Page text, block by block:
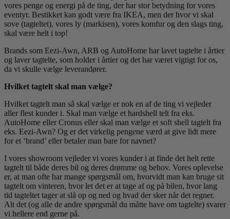
vores penge og energi på de ting, der har stor betydning for vores
eventyr. Bestikket kan godt være fra IKEA, men der hvor vi skal
sove (tagteltet), vores ly (markisen), vores komfur og den slags ting,
skal være helt i top!
Brands som Eezi-Awn, ARB og AutoHome har lavet tagtelte i årtier
og laver tagtelte, som holder i årtier og det har været vigtigt for os,
da vi skulle vælge leverandører.
Hvilket tagtelt skal man vælge?
Hvilket tagtelt man så skal vælge er nok en af de ting vi vejleder
aller flest kunder i. Skal man vælge et hardshell telt fra eks.
AutoHome eller Cronus eller skal man vælge et soft shell tagtelt fra
eks. Eezi-Awn? Og er det virkelig pengene værd at give lidt mere
for et ‘brand’ eller betaler man bare for navnet?
I vores showroom vejleder vi vores kunder i at finde det helt rette
tagtelt til både deres bil og deres drømme og behov. Vores oplevelse
er, at man ofte har mange spørgsmål om, hvorvidt man kan bruge sit
tagtelt om vinteren, hvor let det er at tage af og på bilen, hvor lang
tid tagteltet tager at slå op og ned og hvad der sker når det regner.
Alt det (og alle de andre spørgsmål du måtte have om tagtelte) svarer
vi hellere end gerne på.